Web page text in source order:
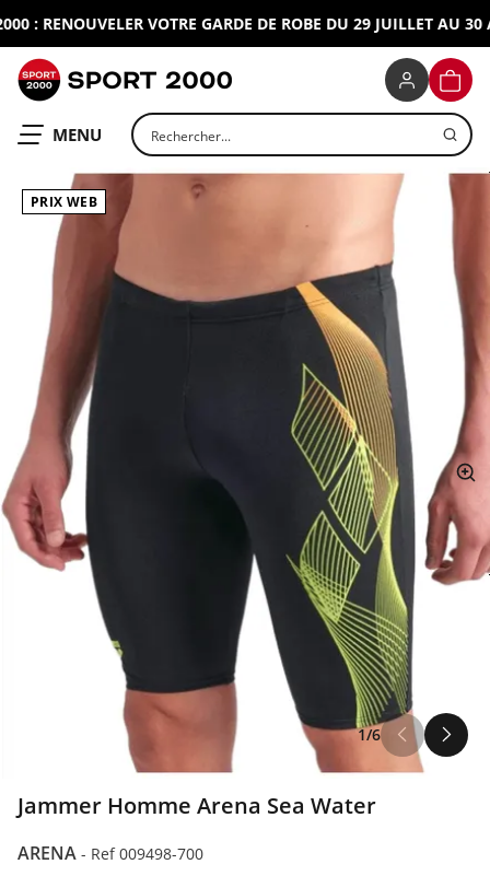
: RENOUVELER VOTRE GARDE DE ROBE DU 29 JUILLET AU 30
OUVRIR LE
MENU Rechercher un produit
PRIX WEB
1/6
Jammer Homme Arena Sea Water
ARENA - Ref 009498-700